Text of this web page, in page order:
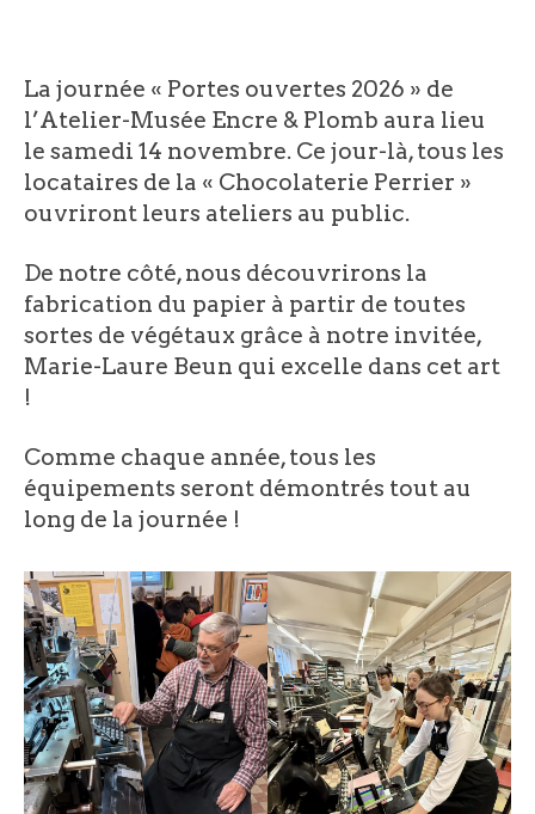
La journée « Portes ouvertes 2026 » de
l’Atelier-Musée Encre & Plomb aura lieu
le samedi 14 novembre. Ce jour-là, tous les
locataires de la « Chocolaterie Perrier »
ouvriront leurs ateliers au public.
De notre côté, nous découvrirons la
fabrication du papier à partir de toutes
sortes de végétaux grâce à notre invitée,
Marie-Laure Beun qui excelle dans cet art
!
Comme chaque année, tous les
équipements seront démontrés tout au
long de la journée !